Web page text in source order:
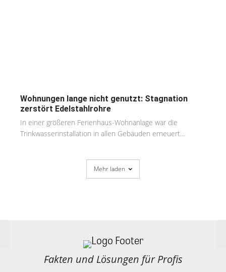
Wohnungen lange nicht genutzt: Stagnation
zerstört Edelstahlrohre
In einer größeren Ferienhaus-Wohnanlage war die
Trinkwasserinstallation in allen Gebäuden erneuert...
Mehr laden
Fakten und Lösungen für Profis